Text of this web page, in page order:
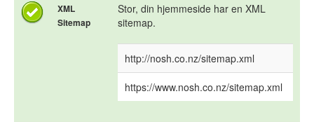
XML
Sitemap
Stor, din hjemmeside har en XML
sitemap.
http://nosh.co.nz/sitemap.xml
https://www.nosh.co.nz/sitemap.xml